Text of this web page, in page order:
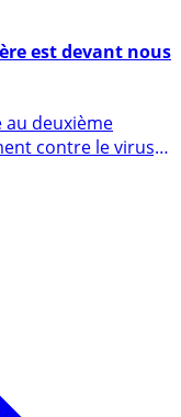
est devant nous
contre le virus,